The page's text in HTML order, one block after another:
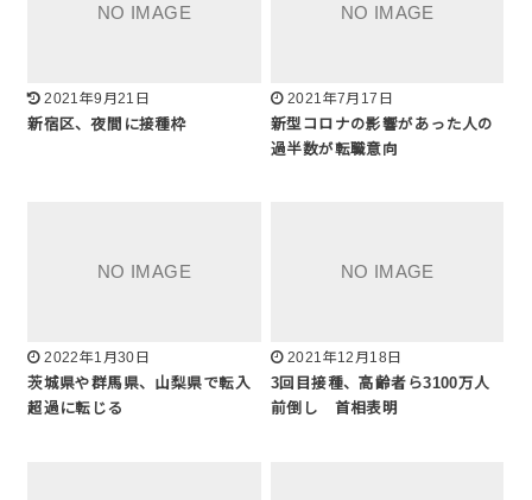
2021年9月21日
新宿区、夜間に接種枠
2021年7月17日
新型コロナの影響があった人の
過半数が転職意向
2022年1月30日
茨城県や群馬県、山梨県で転入
超過に転じる
2021年12月18日
3回目接種、高齢者ら3100万人
前倒し 首相表明